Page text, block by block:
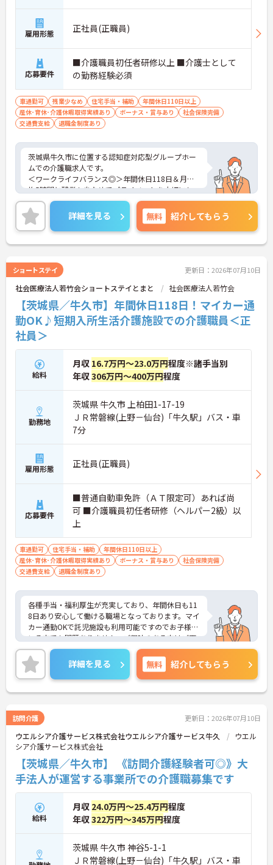
詳細をお話しいたしますのでお気軽にご相談くださ
い！
雇用形態 正社員(正職員)
応募要件
■介護職員初任者研修以上 ■介護士として
の勤務経験必須
車通勤可 残業少なめ 住宅手当・補助
年間休日110日以上
産休･育休･介護休暇取得実績あり
ボーナス・賞与あり
社会保険完備
交通費支給
退職金制度あり
茨城県牛久市に位置する認知症対応型グループホー
ムでの介護職求人です。
＜ワークライフバランス◎＞年間休日118日＆月平
均5時間と残業も少なめでプライベートを大切にし
ながらご勤務いただけます。
＜マイカー通勤OK＞駐車場も完備！雨の日の通勤に
も便利です。
ご興味のある方には、面接対策ポイント等、さらに
詳細をお話ししますのでお気軽にご相談ください！
詳細を見る 無料 紹介してもらう
ショートステイ 更新日：2026年07月10日
社会医療法人若竹会ショートステイとまと 社会医療法人若竹会
【茨城県／牛久市】年間休日118日！マイカー通
勤OK♪短期入所生活介護施設での介護職員＜正
社員＞
給料
月収 16.7万円～23.0万円程度※諸手当別
年収306万円～400万円程度
勤務地
茨城県 牛久市 上柏田1-17-19
ＪＲ常磐線(上野－仙台)「牛久駅」バス・車
7分
雇用形態 正社員(正職員)
応募要件
■普通自動車免許（ＡＴ限定可）あれば尚
可 ■介護職員初任者研修（ヘルパー2級）以
上
車通勤可 住宅手当・補助
年間休日110日以上
産休･育休･介護休暇取得実績あり
ボーナス・賞与あり
社会保険完備
交通費支給
退職金制度あり
各種手当・福利厚生が充実しており、年間休日も11
8日あり安心して働ける職場となっております。マイ
カー通勤OKで託児施設も利用可能ですのでお子様の
いる方でも問題ありません。ご興味のある方はご面
接ポイントお伝えしますのでご気軽にお問い合わせ
ください。
詳細を見る 無料 紹介してもらう
訪問介護 更新日：2026年07月10日
ウエルシア介護サービス株式会社ウエルシア介護サービス牛久
ウエル
シア介護サービス株式会社
【茨城県／牛久市】 《訪問介護経験者可◎》大
手法人が運営する事業所での介護職募集です
給料
月収 24.0万円～25.4万円程度
年収322万円～345万円程度
茨城県 牛久市 神谷5-1-1
ＪＲ常磐線(上野－仙台)「牛久駅」バス・車